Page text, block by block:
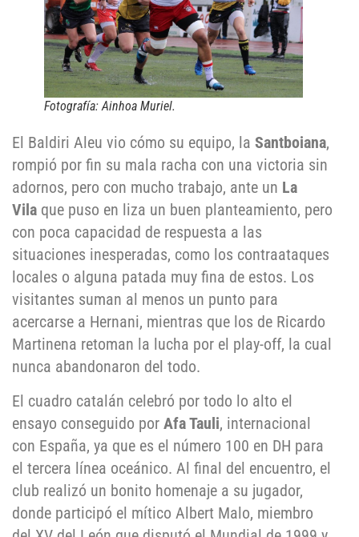
Fotografía: Ainhoa Muriel.
El Baldiri Aleu vio cómo su equipo, la Santboiana,
rompió por fin su mala racha con una victoria sin
adornos, pero con mucho trabajo, ante un La
Vila que puso en liza un buen planteamiento, pero
con poca capacidad de respuesta a las
situaciones inesperadas, como los contraataques
locales o alguna patada muy fina de estos. Los
visitantes suman al menos un punto para
acercarse a Hernani, mientras que los de Ricardo
Martinena retoman la lucha por el play-off, la cual
nunca abandonaron del todo.
El cuadro catalán celebró por todo lo alto el
ensayo conseguido por Afa Tauli, internacional
con España, ya que es el número 100 en DH para
el tercera línea oceánico. Al final del encuentro, el
club realizó un bonito homenaje a su jugador,
donde participó el mítico Albert Malo, miembro